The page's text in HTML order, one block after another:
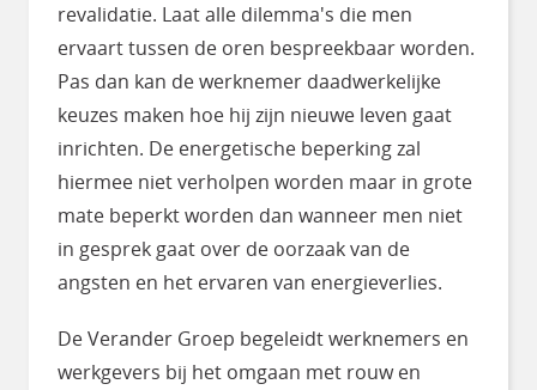
revalidatie. Laat alle dilemma's die men
ervaart tussen de oren bespreekbaar worden.
Pas dan kan de werknemer daadwerkelijke
keuzes maken hoe hij zijn nieuwe leven gaat
inrichten. De energetische beperking zal
hiermee niet verholpen worden maar in grote
mate beperkt worden dan wanneer men niet
in gesprek gaat over de oorzaak van de
angsten en het ervaren van energieverlies.
De Verander Groep begeleidt werknemers en
werkgevers bij het omgaan met rouw en